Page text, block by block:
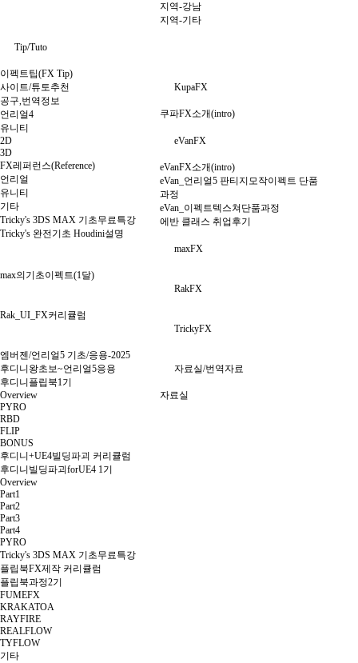
지역-강남
지역-기타
Tip/Tuto
이펙트팁(FX Tip)
사이트/튜토추천
공구,번역정보
언리얼4
유니티
2D
3D
FX레퍼런스(Reference)
언리얼
유니티
기타
Tricky's 3DS MAX 기초무료특강
Tricky's 완전기초 Houdini설명
KupaFX
쿠파FX소개(intro)
eVanFX
eVanFX소개(intro)
eVan_언리얼5 판티지모작이펙트 단품
과정
eVan_이펙트텍스쳐단품과정
에반 클래스 취업후기
maxFX
max의기초이펙트(1달)
RakFX
Rak_UI_FX커리큘럼
TrickyFX
엠버젠/언리얼5 기초/응용-2025
후디니왕초보~언리얼5응용
후디니플립북1기
Overview
PYRO
RBD
FLIP
BONUS
후디니+UE4빌딩파괴 커리큘럼
후디니빌딩파괴forUE4 1기
Overview
Part1
Part2
Part3
Part4
PYRO
Tricky's 3DS MAX 기초무료특강
플립북FX제작 커리큘럼
플립북과정2기
FUMEFX
KRAKATOA
RAYFIRE
REALFLOW
TYFLOW
기타
자료실/번역자료
자료실